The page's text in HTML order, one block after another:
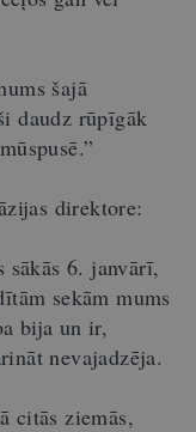
šajā
daudz rūpīgāk
direktore:
sākās 6. janvārī,
sekām mums
bija un ir,
nevajadzēja.
citās ziemās,